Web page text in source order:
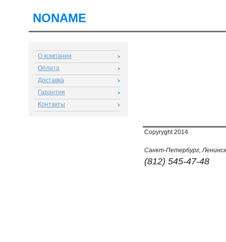
NONAME
О компании
Оплата
Доставка
Гарантия
Контакты
Copyryght 2014
Санкт-Петербург,
(812) 545-47-48